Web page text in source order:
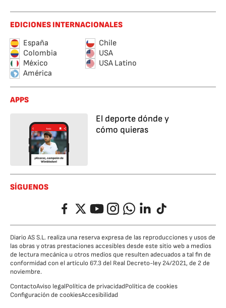
EDICIONES INTERNACIONALES
España
Chile
Colombia
USA
México
USA Latino
América
APPS
El deporte dónde y
cómo quieras
SÍGUENOS
FacebookTwitterYouTubeInstagramWhatsappLinkedIn
TikTok
Diario AS S.L. realiza una reserva expresa de las reproducciones y usos de
las obras y otras prestaciones accesibles desde este sitio web a medios
de lectura mecánica u otros medios que resulten adecuados a tal fin de
conformidad con el artículo 67.3 del Real Decreto-ley 24/2021, de 2 de
noviembre.
ContactoAviso legalPolítica de privacidadPolítica de cookies
Configuración de cookiesAccesibilidad